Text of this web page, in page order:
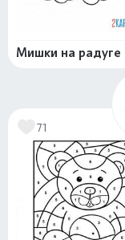
Мишки на радуге
71